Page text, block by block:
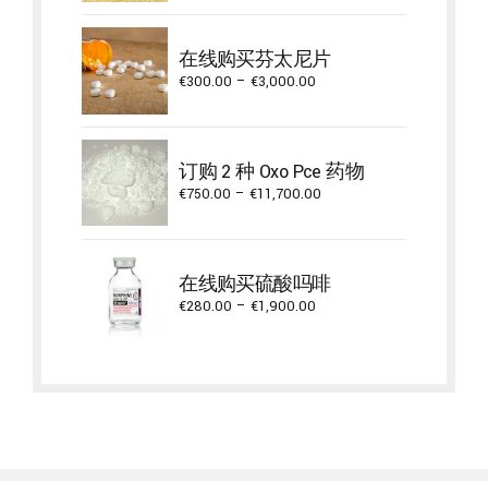
在线购买芬太尼片
€300.00 – €3,000.00
€3,000.00
订购 2 种 Oxo Pce 药物
€750.00 – €11,700.00
€11,700.00
在线购买硫酸吗啡
€280.00 – €1,900.00